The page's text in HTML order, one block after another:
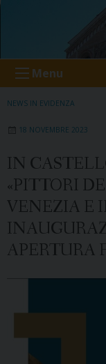
Menu
NEWS IN EVIDENZA
18 NOVEMBRE 2023
IN
«PITTORI
VENEZIA E
APERTURA